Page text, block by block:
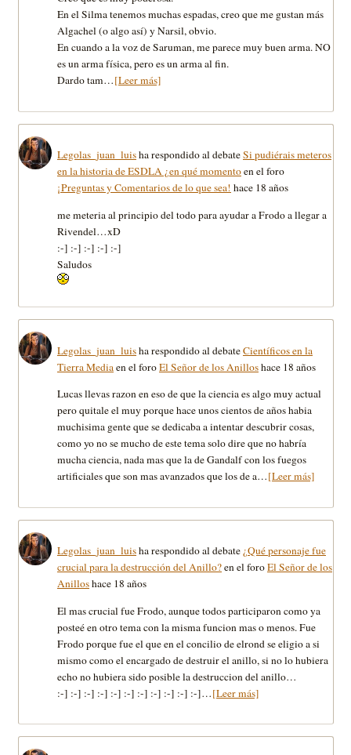
En el Silma tenemos muchas espadas, creo que me gustan más
Algachel (o algo así) y Narsil, obvio.
En cuando a la voz de Saruman, me parece muy buen arma. NO
es un arma física, pero es un arma al fin.
Dardo tam…[Leer más]
Legolas_juan_luisha respondido al debateSi pudiérais meteros
en la historia de ESDLA ¿en qué momentoen el foro
¡Preguntas y Comentarios de lo que sea! hace 18 años
me meteria al principio del todo para ayudar a Frodo a llegar a
Rivendel…xD
:-] :-] :-] :-] :-]
Saludos
Legolas_juan_luisha respondido al debateCientíficos en la
Tierra Mediaen el foroEl Señor de los Anilloshace 18 años
Lucas llevas razon en eso de que la ciencia es algo muy actual
pero quitale el muy porque hace unos cientos de años habia
muchisima gente que se dedicaba a intentar descubrir cosas,
como yo no se mucho de este tema solo dire que no habría
mucha ciencia, nada mas que la de Gandalf con los fuegos
artificiales que son mas avanzados que los de a…[Leer más]
Legolas_juan_luisha respondido al debate¿Qué personaje fue
crucial para la destrucción del Anillo?en el foroEl Señor de los
Anilloshace 18 años
El mas crucial fue Frodo, aunque todos participaron como ya
posteé en otro tema con la misma funcion mas o menos. Fue
Frodo porque fue el que en el concilio de elrond se eligio a si
mismo como el encargado de destruir el anillo, si no lo hubiera
echo no hubiera sido posible la destruccion del anillo…
:-] :-] :-] :-] :-] :-] :-] :-] :-] :-] :-]…[Leer más]